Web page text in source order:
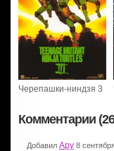
Черепашки-ниндзя 3
Комментарии
Добавил Ару 8